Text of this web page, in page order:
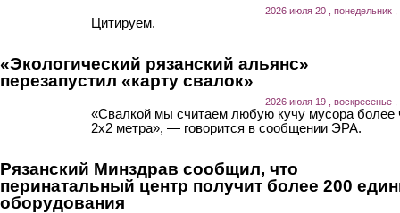
2026 июля 20 , понедельник ,
Цитируем.
«Экологический рязанский альянс»
перезапустил «карту свалок»
2026 июля 19 , воскресенье ,
«Свалкой мы считаем любую кучу мусора более
2х2 метра», — говорится в сообщении ЭРА.
Рязанский Минздрав сообщил, что
перинатальный центр получит более 200
оборудования